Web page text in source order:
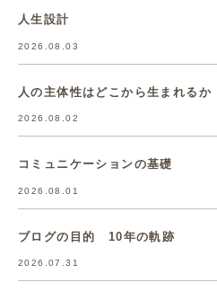
人生設計
2026.08.03
人の主体性はどこから生まれるか
2026.08.02
コミュニケーションの基礎
2026.08.01
ブログの目的 10年の軌跡
2026.07.31